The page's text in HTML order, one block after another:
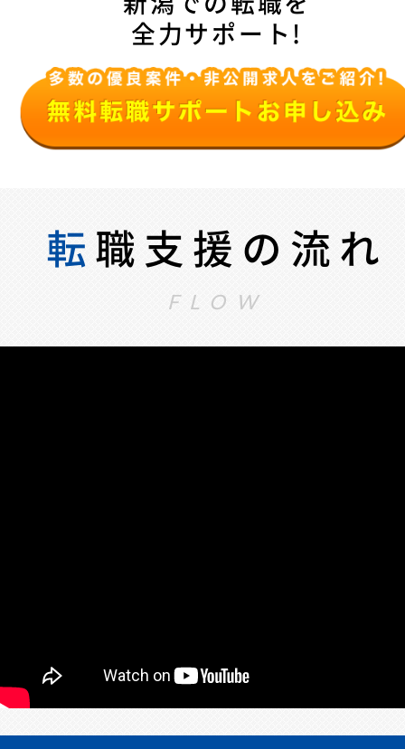
全力サポート!
転 職支援の流れ
FLOW